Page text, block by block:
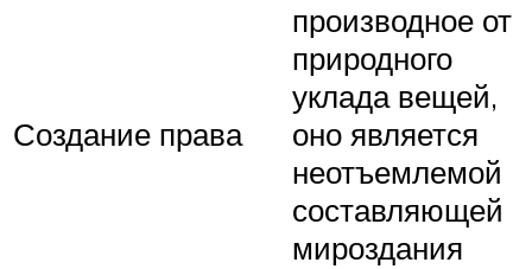
Создание права
производное от
природного
уклада вещей,
оно является
неотъемлемой
составляющей
мироздания